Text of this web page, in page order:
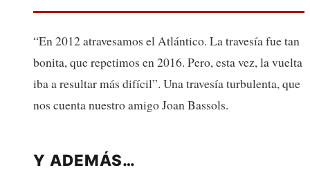
“En 2012 atravesamos el Atlántico. La travesía fue tan
bonita, que repetimos en 2016. Pero, esta vez, la vuelta
iba a resultar más difícil”. Una travesía turbulenta, que
nos cuenta nuestro amigo Joan Bassols.
Y ADEMÁS…